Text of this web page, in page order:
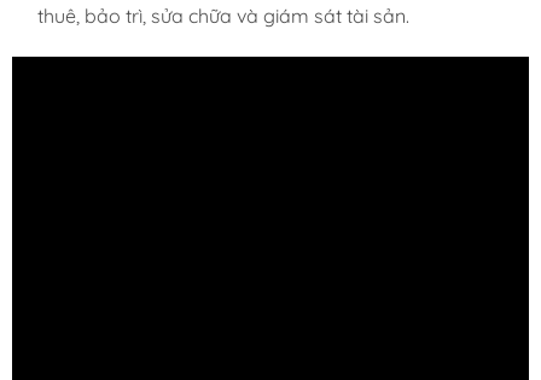
thuê, bảo trì, sửa chữa và giám sát tài sản.